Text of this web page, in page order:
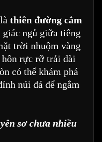
thiên đường cắm
ngủ giữa tiếng
trời nhuộm vàng
rực rỡ trải dài
có thể khám phá
núi đá để ngắm
sơ chưa nhiều